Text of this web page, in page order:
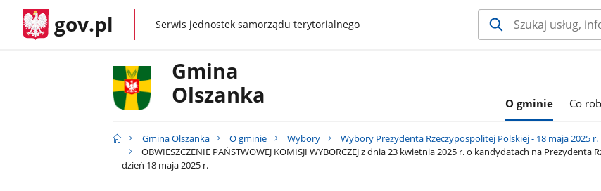
gov.pl gov.plSerwis jednostek samorządu terytorialnego
Gmina
Olszanka
O gminie Co
Gmina Olszanka O gminie Wybory
Wybory Prezydenta Rzeczypospolitej Polskiej - 18 maja 2025 r.
OBWIESZCZENIE PAŃSTWOWEJ KOMISJI WYBORCZEJ z dnia 23 kwietnia 2025 r. o kandydatach na
dzień 18 maja 2025 r.